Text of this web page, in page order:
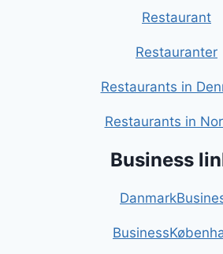
Restaurant
Restauranter
Restaurants in
Restaurants in
Business